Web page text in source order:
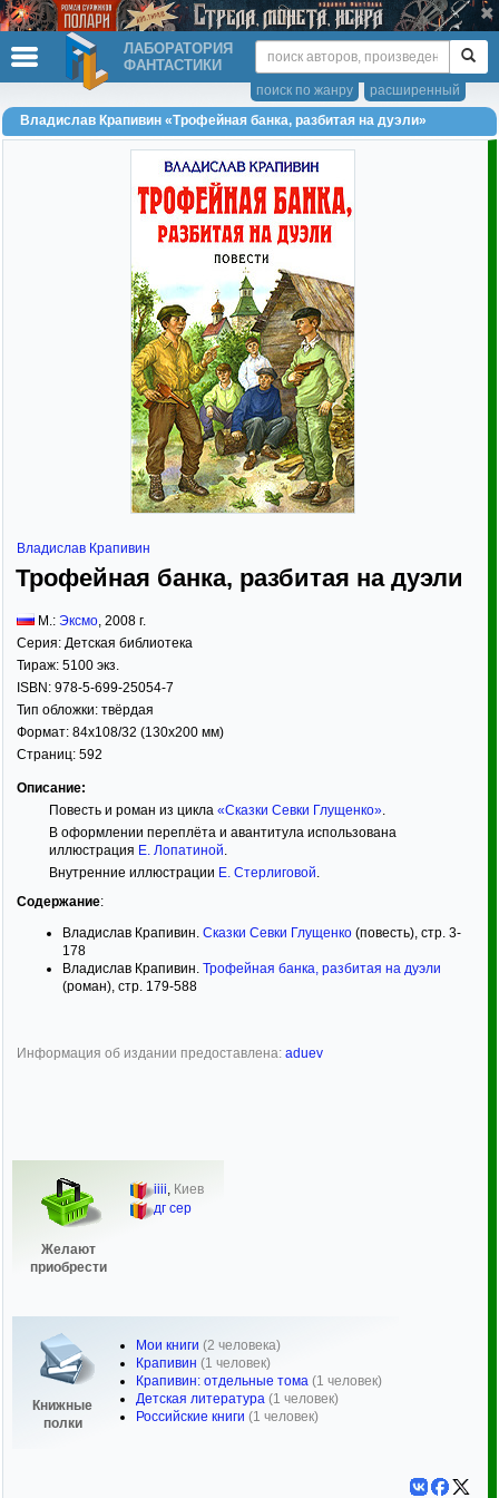
ЛАБОРАТОРИЯ
ФАНТАСТИКИ
расширенный
поиск по жанру
Владислав Крапивин «Трофейная банка, разбитая на дуэли»
Владислав Крапивин
Трофейная банка, разбитая на дуэли
М.: Эксмо, 2008 г.
Серия: Детская библиотека
Тираж: 5100 экз.
ISBN: 978-5-699-25054-7
Тип обложки: твёрдая
Формат: 84x108/32 (130x200 мм)
Страниц: 592
Описание:
Повесть и роман из цикла «Сказки Севки Глущенко».
В оформлении переплёта и авантитула использована
иллюстрация Е. Лопатиной.
Внутренние иллюстрации Е. Стерлиговой.
Содержание:
Владислав Крапивин. Сказки Севки Глущенко (повесть), стр. 3-
178
Владислав Крапивин. Трофейная банка, разбитая на дуэли
(роман), стр. 179-588
Информация об издании предоставлена: aduev
Желают
приобрести
iiii, Киев
дг сер
Книжные
полки
Мои книги (2 человека)
Крапивин (1 человек)
Крапивин: отдельные тома (1 человек)
Детская литература (1 человек)
Российские книги (1 человек)